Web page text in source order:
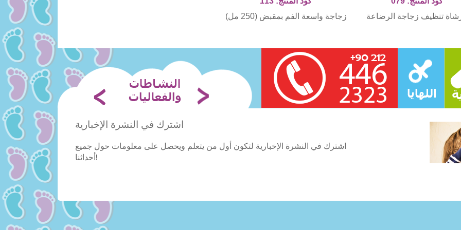
زجاجة واسعة الفم بمقبض (250 مل)
تنظيف زجاجة الرضاعة
اشترك في النشرة الإخبارية
اشترك في النشرة الإخبارية لتكون أول من يتعلم ويحصل على معلومات حول جميع
أحداثنا!